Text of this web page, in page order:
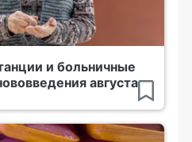
и больничные
августа